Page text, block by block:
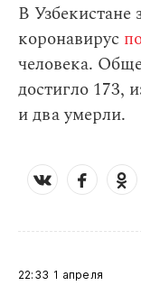
В
коронавирус
человека.
достигло 173,
и два умерли.
22:33 1 апреля